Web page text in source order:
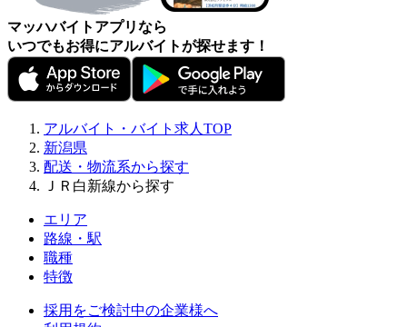
マッハバイトアプリなら
いつでもお得にアルバイトが探せます！
アルバイト・バイト求人TOP
新潟県
配送・物流系から探す
ＪＲ白新線から探す
エリア
路線・駅
職種
特徴
採用をご検討中の企業様へ